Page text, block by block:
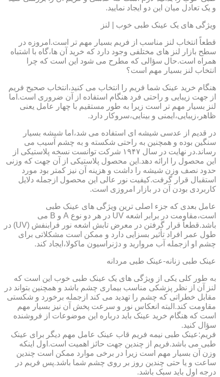
و یک تعادل میان این دو ایجاد نمایید.
ویژگی های یک عینک طبی خوب | لنز
قطعاً انتخاب لنز مناسب از فریم بسیار مهم تر است.امروزه در
سطح بازار لنز های مختلفی وجود دارد که خرید آن ها،گاه با اشتباه
همراه است.حال سؤالی که مطرح می شود این است که چرا
انتخاب لنز بسیار مهم است؟
هنگام خرید عینک شما فریم را انتخاب می کنید،انتخاب صحیح فریم
از جهت زیبایی و راحتی فرد هنگام استفاده از آن ضروری است.اما
لنز بسیار مهم تر است زیرا به طور مستقیم با چهار عامل یعنی
ظاهر،زیبایی،ایمنی و بینایی،سروکار دارد.
در قدیم از عدسی شیشه ای استفاده می شد،اما شیشه بسیار
سنگین بوده و همچنین به راحتی شکسته و به چشم آسیب می
رساند.در نهایت در سال ۱۹۴۷ شرکت توانست نسخه پلاستیکی از
این محصول را ارائه دهد.این محصول پلاستیکی از آن جهت که وزنی
حدود نصف وزن شیشه را داشت و هزینه آن نیز کمتر بود مورد
استقبال قرار گرفت.کیفیت نور عالی این محصول ازجمله دلایل
کاربردی بودن آن در بازار امروزی است.
عامل بعدی که جزء اصلی ترین ویژگی های عینک طبی
است،مقاومت در برابر اشعه UV در هر دو نوع A و B می
باشد.قطعاً قرار گرفتن در معرض تابش اشعه نور فرابنفش (UV) در
طول عمر افراد تأثیر بسزایی دارد و ممکن است مشکلاتی برای
چشم او ازجمله آب مروارید و دژنراسیون ماکولا،ایجاد کند.
عینک طبی زنانه-عینک طبی مردانه
به طور کلی یکی از ویژگی های یک عینک طبی خوب این است که
لنز آن از نظر پزشکی مناسب بیماری چشم باشد و همچنین بتواند در
مقابل خطراتی که چشم را تهدید می کند ازجمله برخورد و شکستی
مقاومت کند.البته انعکاس نور و سرعت پخش آن نیز بسیار مهم
است که هنگام خرید عینک باید درباره این موضوعات از فروشنده
سؤال کنید.
فریم:عینک طبی نیمه فریم قاب عینک عامل مهم دیگر برای عینک
طبی می باشد.فریم از چندین جهت حائز اهمیت است.اول اینکه
وزن آن بسیار مهم است زیرا در برخی موارد ممکن است چندین
ساعت و یا حتی چندین روز بر روی چشم شما باشد.پس فریم در
درجه اول باید سبک باشد.